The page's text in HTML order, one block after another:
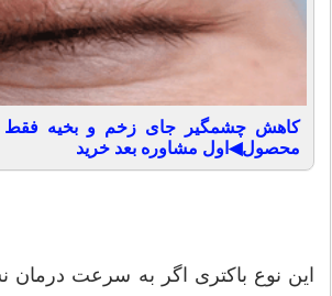
محصول◀اول مشاوره بعد خرید
این نوع باکتری اگر به سرعت